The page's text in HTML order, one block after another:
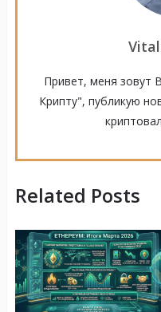
Привет, меня зовут
Крипту", публикую
Related Posts